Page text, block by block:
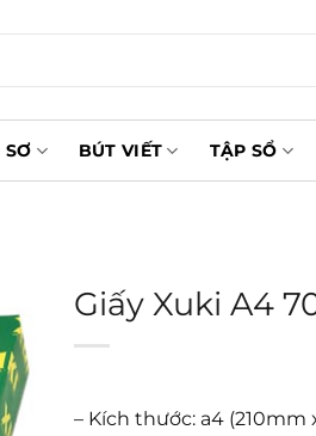
SƠ BÚT VIẾT TẬP SỔ
Giấy Xuki A4
– Kích thước: a4